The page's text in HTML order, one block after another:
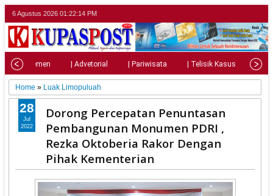
6 Agustus 2026 01:22:15 PM
| Parlemen | Advetorial | Pariwisata | Telisik Kasus |
Home » Luak Limopuluah
Dorong Percepatan Penuntasan
Pembangunan Monumen PDRI ,
Rezka Oktoberia Rakor Dengan
Pihak Kementerian
28
Jul
2022